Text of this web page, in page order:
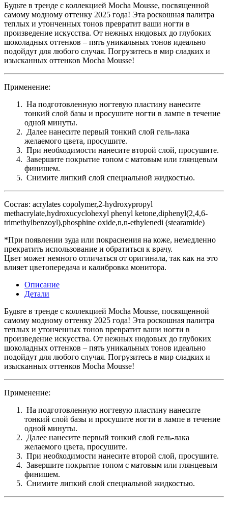
Будьте в тренде с коллекцией Mocha Mousse, посвященной
самому модному оттенку 2025 года! Эта роскошная палитра
теплых и утонченных тонов превратит ваши ногти в
произведение искусства. От нежных нюдовых до глубоких
шоколадных оттенков – пять уникальных тонов идеально
подойдут для любого случая. Погрузитесь в мир сладких и
изысканных оттенков Mocha Mousse!
Применение:
На подготовленную ногтевую пластину нанесите
тонкий слой базы и просушите ногти в лампе в течение
одной минуты.
Далее нанесите первый тонкий слой гель-лака
желаемого цвета, просушите.
При необходимости нанесите второй слой, просушите.
Завершите покрытие топом с матовым или глянцевым
финишем.
Снимите липкий слой специальной жидкостью.
Состав: acrylates copolymer,2-hydroxypropyl
methacrylate,hydroxucyclohexyl phenyl ketone,diphenyl(2,4,6-
trimethylbenzoyl),phosphine oxide,n,n-ethylenedi (stearamide)
*При появлении зуда или покраснения на коже, немедленно
прекратить использование и обратиться к врачу.
Цвет может немного отличаться от оригинала, так как на это
влияет цветопередача и калибровка монитора.
Описание
Детали
Будьте в тренде с коллекцией Mocha Mousse, посвященной
самому модному оттенку 2025 года! Эта роскошная палитра
теплых и утонченных тонов превратит ваши ногти в
произведение искусства. От нежных нюдовых до глубоких
шоколадных оттенков – пять уникальных тонов идеально
подойдут для любого случая. Погрузитесь в мир сладких и
изысканных оттенков Mocha Mousse!
Применение:
На подготовленную ногтевую пластину нанесите
тонкий слой базы и просушите ногти в лампе в течение
одной минуты.
Далее нанесите первый тонкий слой гель-лака
желаемого цвета, просушите.
При необходимости нанесите второй слой, просушите.
Завершите покрытие топом с матовым или глянцевым
финишем.
Снимите липкий слой специальной жидкостью.